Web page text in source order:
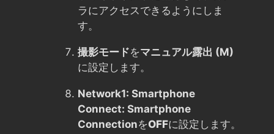
ラにアクセスできるようにしま
す。
撮影モードをマニュアル露出 (M)
に設定します。
Network1: Smartphone
Connect: Smartphone
ConnectionをOFFに設定します。